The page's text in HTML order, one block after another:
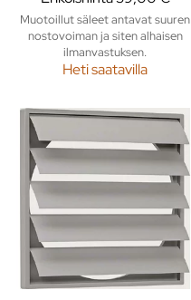
Muotoillut säleet antavat suuren
nostovoiman ja siten alhaisen
ilmanvastuksen.
Heti saatavilla